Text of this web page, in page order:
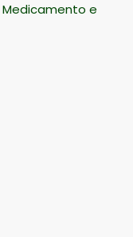
Medicamento e